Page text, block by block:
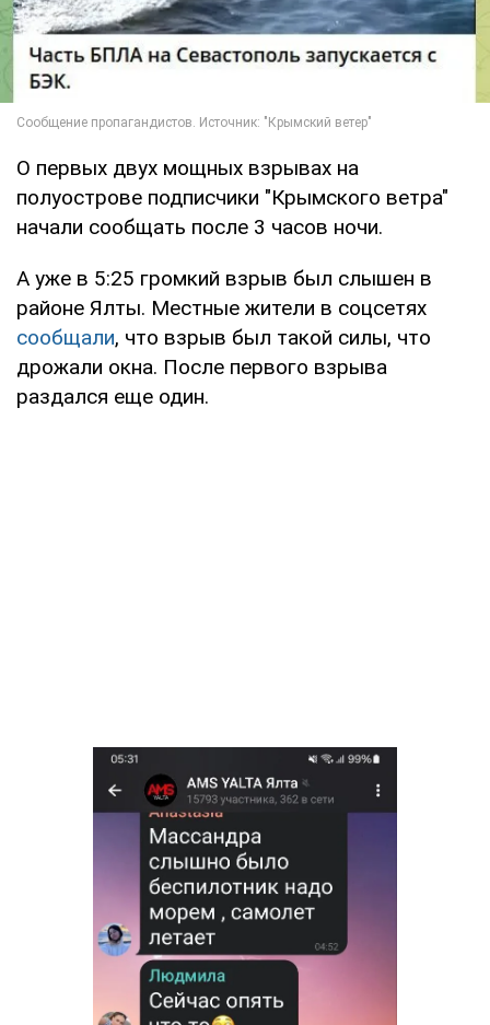
О первых двух мощных взрывах на
полуострове подписчики "Крымского ветра"
начали сообщать после 3 часов ночи.
А уже в 5:25 громкий взрыв был слышен в
районе Ялты. Местные жители в соцсетях
сообщали, что взрыв был такой силы, что
дрожали окна. После первого взрыва
раздался еще один.